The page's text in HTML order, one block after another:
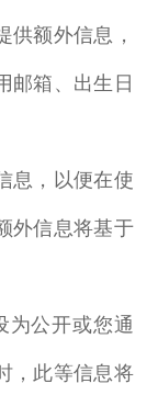
额外信息，
邮箱、出生日
息，以便在使
外信息将基于
为公开或您通
，此等信息将